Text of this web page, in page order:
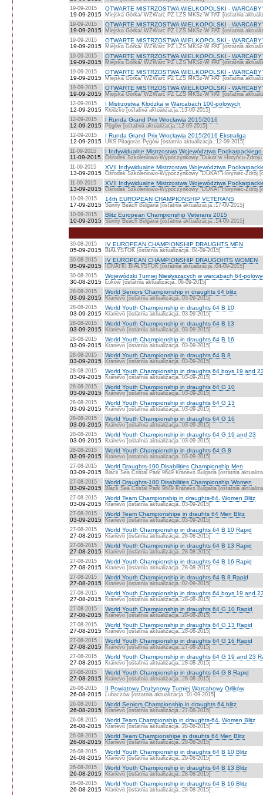
19-09-2015
19-09-2015
OTWARTE MISTRZOSTWA WIELKOPOLSKI -
Miejska Górka/ WZWarc PZ LZS MKSz-W PAT [ostatnia
19-09-2015
19-09-2015
OTWARTE MISTRZOSTWA WIELKOPOLSKI -
Miejska Górka/ WZWarc PZ LZS MKSz-W PAT [ostatnia
19-09-2015
19-09-2015
OTWARTE MISTRZOSTWA WIELKOPOLSKI -
Miejska Górka/ WZWarc PZ LZS MKSz-W PAT [ostatnia
19-09-2015
19-09-2015
OTWARTE MISTRZOSTWA WIELKOPOLSKI -
Miejska Górka/ WZWarc PZ LZS MKSz-W PAT [ostatnia
19-09-2015
19-09-2015
OTWARTE MISTRZOSTWA WIELKOPOLSKI -
Miejska Górka/ WZWarc PZ LZS MKSz-W PAT [ostatnia
19-09-2015
19-09-2015
OTWARTE MISTRZOSTWA WIELKOPOLSKI -
Miejska Górka/ WZWarc PZ LZS MKSz-W PAT [ostatnia
12-09-2015
12-09-2015
I Mistrzostwa Kłodzka w Warcabach 100-polowych
Kłodzko [ostatnia aktualizacja.:13-09-2015]
12-09-2015
12-09-2015
I Runda Grand Prix Wrocławia 2015/2016
Pęgów [ostatnia aktualizacja.:12-09-2015]
12-09-2015
12-09-2015
I Runda Grand Prix Wrocławia 2015/2016 Ekstraliga
UKS Pitagoras Pęgów [ostatnia aktualizacja.:12-09-2015]
11-09-2015
11-09-2015
I Indywidualne Mistrzostwa Województwa
Ośrodek Szkoleniowo-Wypoczynkowy "Dukat"w Horyńcu-
11-09-2015
13-09-2015
XVII Indywidualne Mistrzostwa Województwa
Ośrodek Szkoleniowo-Wypoczynkowy "DUKAT"Horyniec-Zdrój
11-09-2015
13-09-2015
XVII Indywidualne Mistrzostwa Województwa
Ośrodek Szkoleniowo-Wypoczynkowy "DUKAT"Horyniec-Zdrój
10-09-2015
17-09-2015
14th EUROPEAN CHAMPIONSHIP VETERANS
Sunny Beach Bulgaria [ostatnia aktualizacja.:17-09-2015]
10-09-2015
10-09-2015
Blitz European Championship Veterans 2015
Sunny Beach Bulgaria [ostatnia aktualizacja.:14-09-2015]
30-08-2015
05-09-2015
IV EUROPEAN CHAMPIONSHIP DRAUGHTS MEN
BIAŁYSTOK [ostatnia aktualizacja.:04-09-2015]
30-08-2015
05-09-2015
IV EUROPEAN CHAMPIONSHIP DRAUGOHTS WOMEN
IGNATKI BIAŁYSTOK [ostatnia aktualizacja.:04-09-2015]
30-08-2015
30-08-2015
Wojewódzki Turniej Niesłyszących w warcabach 64-
Łuków [ostatnia aktualizacja.:06-09-2015]
28-08-2015
03-09-2015
World Seniors Championship in draughts 64 blitz
Kranevo [ostatnia aktualizacja.:03-09-2015]
28-08-2015
03-09-2015
World Youth Championship in draughts 64 B 10
Kranevo [ostatnia aktualizacja.:03-09-2015]
28-08-2015
03-09-2015
World Youth Championship in draughts 64 B 13
Kranevo [ostatnia aktualizacja.:03-09-2015]
28-08-2015
03-09-2015
World Youth Championship in draughts 64 B 16
Kranevo [ostatnia aktualizacja.:03-09-2015]
28-08-2015
03-09-2015
World Youth Championship in draughts 64 B 8
Kranevo [ostatnia aktualizacja.:03-09-2015]
28-08-2015
03-09-2015
World Youth Championship in draughts 64 boys 19 and
Kranevo [ostatnia aktualizacja.:03-09-2015]
28-08-2015
03-09-2015
World Youth Championship in draughts 64 G 10
Kranevo [ostatnia aktualizacja.:03-09-2015]
28-08-2015
03-09-2015
World Youth Championship in draughts 64 G 13
Kranevo [ostatnia aktualizacja.:03-09-2015]
28-08-2015
03-09-2015
World Youth Championship in draughts 64 G 16
Kranevo [ostatnia aktualizacja.:03-09-2015]
28-08-2015
03-09-2015
World Youth Championship in draughts 64 G 19 and 23
Kranevo [ostatnia aktualizacja.:03-09-2015]
28-08-2015
03-09-2015
World Youth Championship in draughts 64 G 8
Kranevo [ostatnia aktualizacja.:03-09-2015]
27-08-2015
03-09-2015
World Draughts-100 Disabilities Championship Men
Black Sea Cristal Park 9649 Kranevo Bulgaria [ostatnia
27-08-2015
03-09-2015
World Draughts-100 Disabilities Championship Women
Black Sea Cristal Park 9649 Kranevo Bulgaria [ostatnia
27-08-2015
03-09-2015
World Team Championship in draughts-64. Women Blitz
Kranevo [ostatnia aktualizacja.:03-09-2015]
27-08-2015
03-09-2015
World Team Championshipe in drauhts 64 Men Blitz
Kranevo [ostatnia aktualizacja.:03-09-2015]
27-08-2015
27-08-2015
World Youth Championship in draughts 64 B 10 Rapid
Kranevo [ostatnia aktualizacja.:28-08-2015]
27-08-2015
27-08-2015
World Youth Championship in draughts 64 B 13 Rapid
Kranevo [ostatnia aktualizacja.:28-08-2015]
27-08-2015
27-08-2015
World Youth Championship in draughts 64 B 16 Rapid
Kranevo [ostatnia aktualizacja.:28-08-2015]
27-08-2015
27-08-2015
World Youth Championship in draughts 64 B 8 Rapid
Kranevo [ostatnia aktualizacja.:02-09-2015]
27-08-2015
27-08-2015
World Youth Championship in draughts 64 boys 19 and
Kranevo [ostatnia aktualizacja.:28-08-2015]
27-08-2015
27-08-2015
World Youth Championship in draughts 64 G 10 Rapid
Kranevo [ostatnia aktualizacja.:28-08-2015]
27-08-2015
27-08-2015
World Youth Championship in draughts 64 G 13 Rapid
Kranevo [ostatnia aktualizacja.:28-08-2015]
27-08-2015
27-08-2015
World Youth Championship in draughts 64 G 16 Rapid
Kranevo [ostatnia aktualizacja.:27-08-2015]
27-08-2015
27-08-2015
World Youth Championship in draughts 64 G 19 and 23
Kranevo [ostatnia aktualizacja.:28-08-2015]
27-08-2015
27-08-2015
World Youth Championship in draughts 64 G 8 Rapid
Kranevo [ostatnia aktualizacja.:28-08-2015]
26-08-2015
26-08-2015
II Powiatowy Drużynowy Turniej Warcabowy Orlików
Lubaczów [ostatnia aktualizacja.:01-09-2015]
26-08-2015
26-08-2015
World Seniors Championship in draughts 64 blitz
Kranevo [ostatnia aktualizacja.:27-08-2015]
26-08-2015
26-08-2015
World Team Championship in draughts-64. Women Blitz
Kranevo [ostatnia aktualizacja.:28-08-2015]
26-08-2015
26-08-2015
World Team Championshipe in drauhts 64 Men Blitz
Kranevo [ostatnia aktualizacja.:28-08-2015]
26-08-2015
26-08-2015
World Youth Championship in draughts 64 B 10 Blitz
Kranevo [ostatnia aktualizacja.:29-08-2015]
26-08-2015
26-08-2015
World Youth Championship in draughts 64 B 13 Blitz
Kranevo [ostatnia aktualizacja.:28-08-2015]
26-08-2015
26-08-2015
World Youth Championship in draughts 64 B 16 Blitz
Kranevo [ostatnia aktualizacja.:28-08-2015]